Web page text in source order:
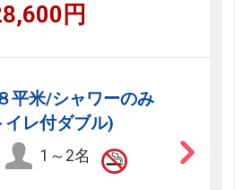
円
平米/シャワーのみ
イレ付ダブル)
1～2名